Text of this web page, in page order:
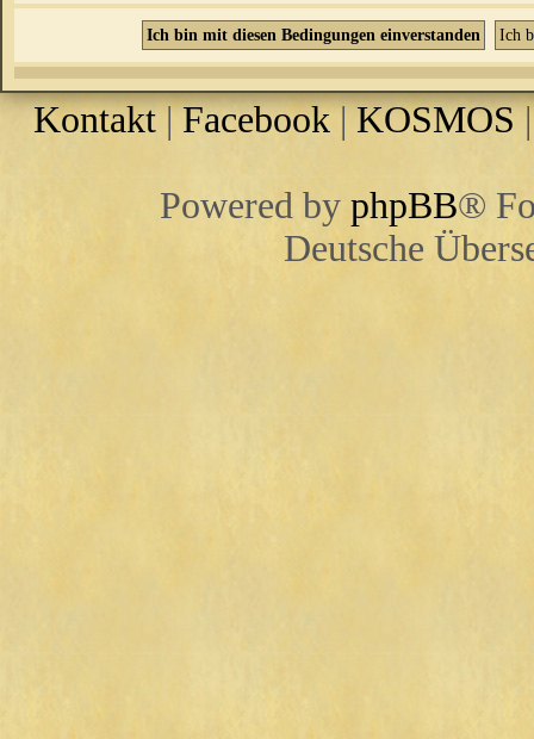
Kontakt |Facebook | KOSMOS
Powered by phpBB®
Deutsche